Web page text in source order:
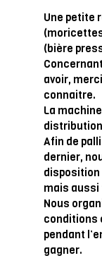
Une petite
(bière
avoir,
connaitre.
La
Afin de
dernier,
disposition
mais aussi
Nous
conditions
pendant
gagner.